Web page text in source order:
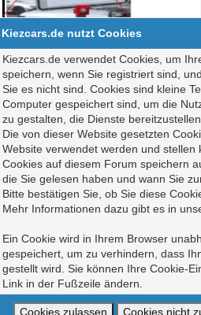
Kiezcars.de nutzt Cookies
Kiezcars.de verwendet Cookies, um
speichern, wenn Sie registriert sind,
Sie es nicht sind. Cookies sind kleine
Computer gespeichert sind, um die
zu gestalten, die Dienste
Die von dieser Website gesetzten
Website verwendet werden und stellen
Cookies auf diesem Forum speichern
die Sie gelesen haben und wann Sie
Bitte bestätigen Sie, ob Sie diese
Mehr Informationen dazu gibt es in
Ein Cookie wird in Ihrem Browser
gespeichert, um zu verhindern, dass
gestellt wird. Sie können Ihre Cookie-
Link in der Fußzeile ändern.